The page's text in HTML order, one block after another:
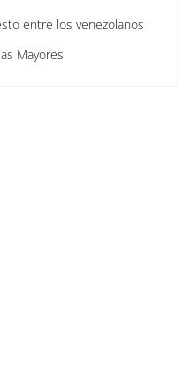
entre los venezolanos
Mayores